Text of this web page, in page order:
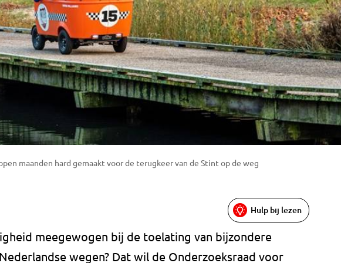
maanden hard gemaakt voor de terugkeer van de Stint op de weg
Hulp bij lezen
meegewogen bij de toelating van bijzondere
wegen? Dat wil de Onderzoeksraad voor